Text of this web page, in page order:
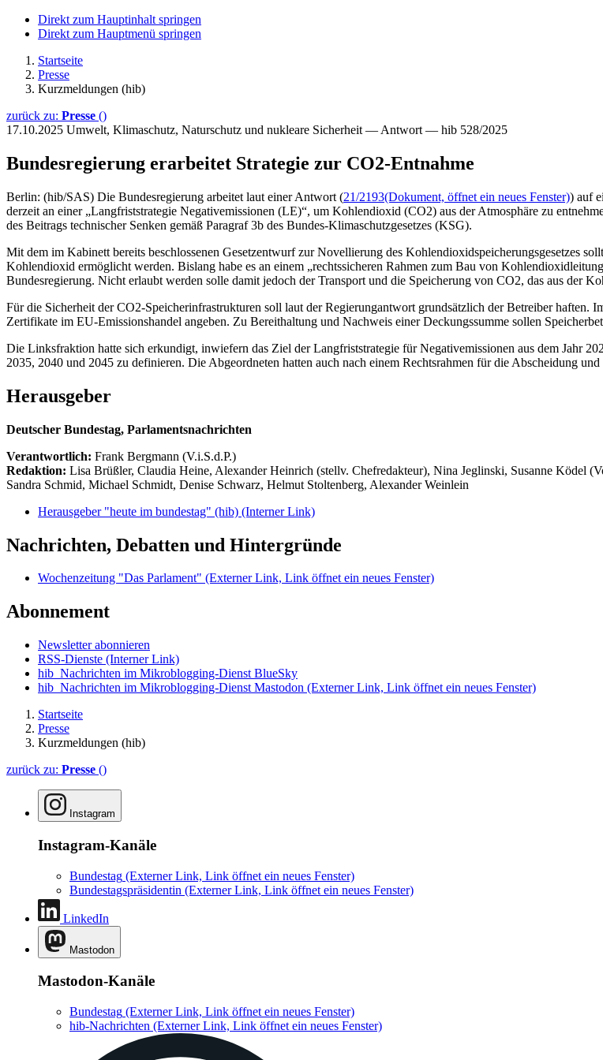
Direkt zum Hauptinhalt springen
Direkt zum Hauptmenü springen
Startseite
Presse
Kurzmeldungen (hib)
zurück zu: Presse ()
17.10.2025 Umwelt, Klimaschutz, Naturschutz und nukleare Sicherheit — Antwort — hib 528/2025
Bundesregierung erarbeitet Strategie zur CO2-Entnahme
Berlin: (hib/SAS) Die Bundesregierung arbeitet laut einer Antwort (21/2193(Dokument, öffnet ein neues Fenster)) auf
derzeit an einer „Langfriststrategie Negativemissionen (LE)“, um Kohlendioxid (CO2) aus der Atmosphäre zu
des Beitrags technischer Senken gemäß Paragraf 3b des Bundes-Klimaschutzgesetzes (KSG).
Mit dem im Kabinett bereits beschlossenen Gesetzentwurf zur Novellierung des Kohlendioxidspeicherungsgesetzes
Kohlendioxid ermöglicht werden. Bislang habe es an einem „rechtssicheren Rahmen zum Bau von
Bundesregierung. Nicht erlaubt werden solle damit jedoch der Transport und die Speicherung von CO2, das aus der
Für die Sicherheit der CO2-Speicherinfrastrukturen soll laut der Regierungantwort grundsätzlich der Betreiber haften.
Zertifikate im EU-Emissionshandel angeben. Zu Bereithaltung und Nachweis einer Deckungssumme sollen
Die Linksfraktion hatte sich erkundigt, inwiefern das Ziel der Langfriststrategie für Negativemissionen aus dem Jahr
2035, 2040 und 2045 zu definieren. Die Abgeordneten hatten auch nach einem Rechtsrahmen für die Abscheidung
Herausgeber
Deutscher Bundestag, Parlamentsnachrichten
Verantwortlich: Frank Bergmann (V.i.S.d.P.)
Redaktion: Lisa Brüßler, Claudia Heine, Alexander Heinrich (stellv. Chefredakteur), Nina Jeglinski, Susanne Ködel
Sandra Schmid, Michael Schmidt, Denise Schwarz, Helmut Stoltenberg, Alexander Weinlein
Herausgeber "heute im bundestag" (hib) (Interner Link)
Nachrichten, Debatten und Hintergründe
Wochenzeitung "Das Parlament" (Externer Link, Link öffnet ein neues Fenster)
Abonnement
Newsletter abonnieren
RSS-Dienste (Interner Link)
hib_Nachrichten im Mikroblogging-Dienst BlueSky
hib_Nachrichten im Mikroblogging-Dienst Mastodon (Externer Link, Link öffnet ein neues Fenster)
Startseite
Presse
Kurzmeldungen (hib)
zurück zu: Presse ()
Instagram
Instagram-Kanäle
Bundestag (Externer Link, Link öffnet ein neues Fenster)
Bundestagspräsidentin (Externer Link, Link öffnet ein neues Fenster)
LinkedIn
Mastodon
Mastodon-Kanäle
Bundestag (Externer Link, Link öffnet ein neues Fenster)
hib-Nachrichten (Externer Link, Link öffnet ein neues Fenster)